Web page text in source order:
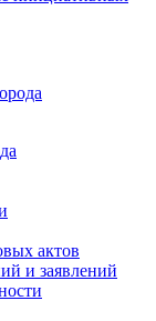
актов
и заявлений